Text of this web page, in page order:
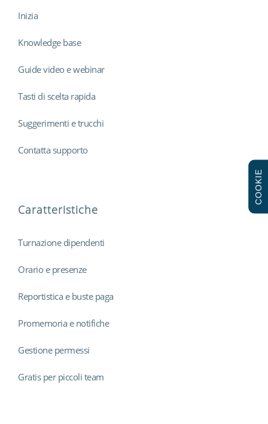
Inizia
Knowledge base
Guide video e webinar
Tasti di scelta rapida
Suggerimenti e trucchi
Contatta supporto
Caratteristiche
Turnazione dipendenti
Orario e presenze
Reportistica e buste paga
Promemoria e notifiche
Gestione permessi
Gratis per piccoli team
COOKIE